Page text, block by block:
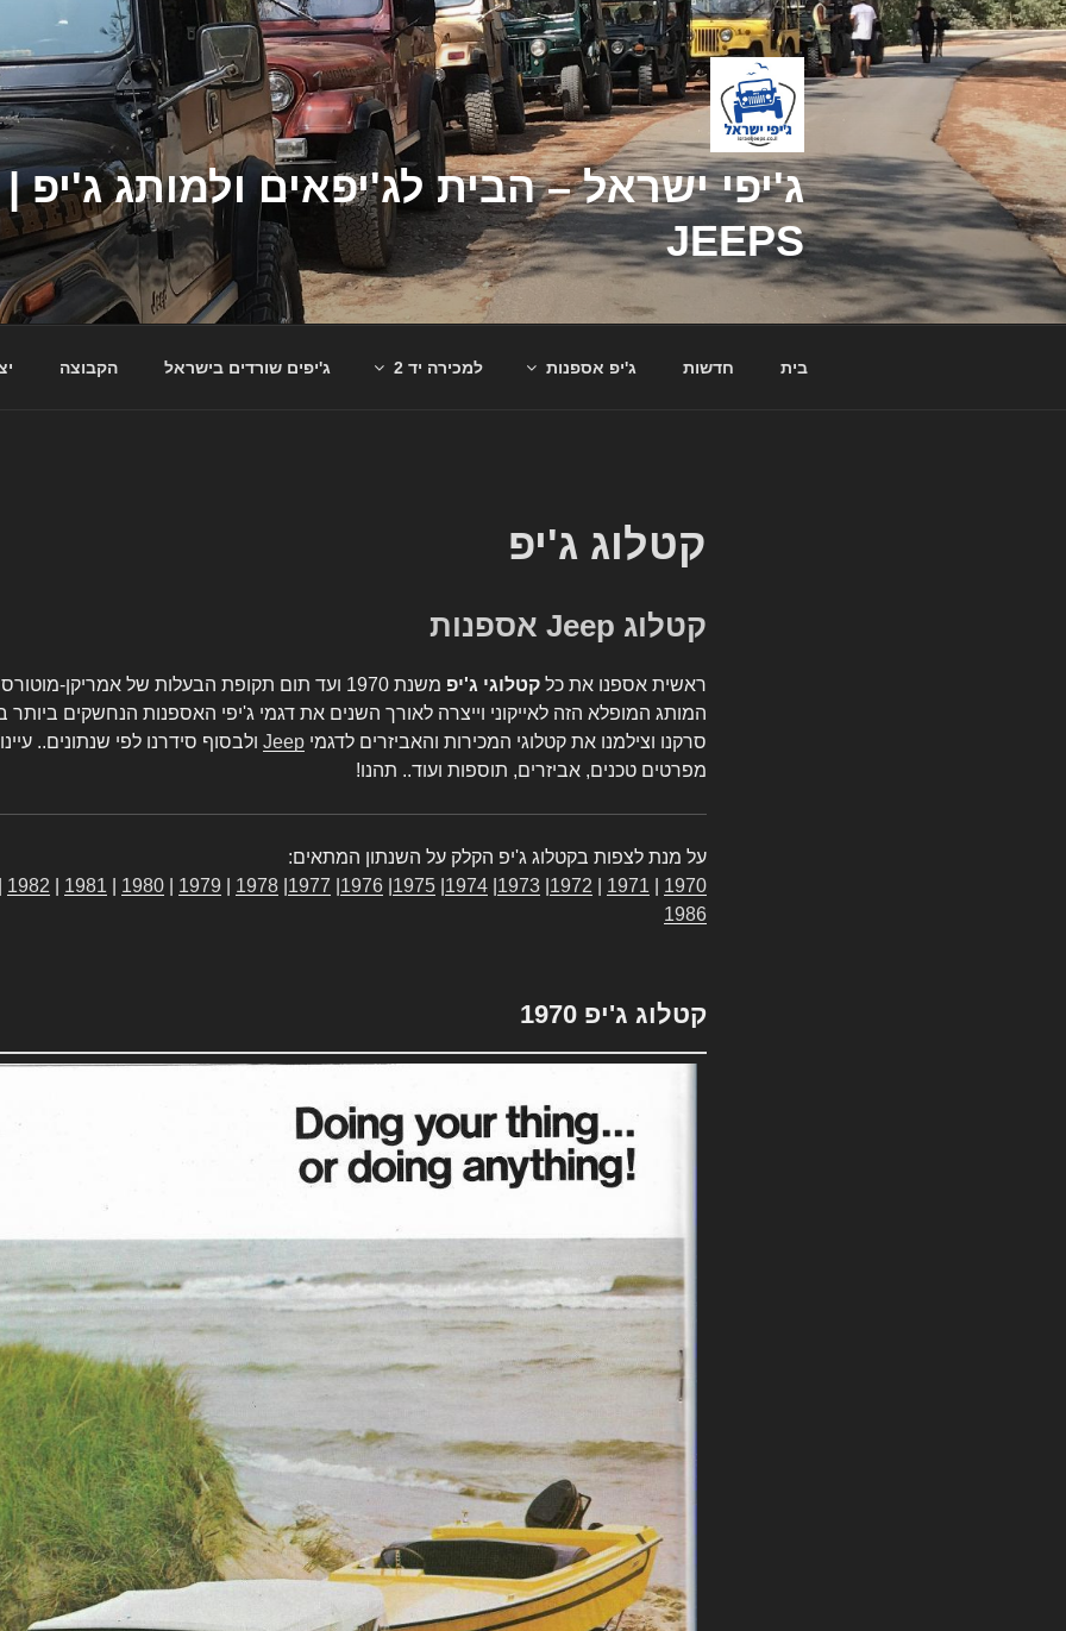
דילוג
לתוכן
JEEPS
בית חדשות ג'יפ אספנות למכירה יד 2 ג'יפים שורדים בישראל הקבוצה
קטלוג ג'יפ
קטלוג Jeep אספנות
ראשית אספנו את כל קטלוגי ג'יפ
משנת 1970 ועד תום תקופת הבעלות של אמריקן-
המותג המופלא הזה לאייקוני וייצרה לאורך השנים את דגמי ג'יפי האספנות הנחשקים
סרקנו וצילמנו את קטלוגי המכירות והאביזרים לדגמי Jeep ולבסוף סידרנו לפי שנתונים..
מפרטים טכנים, אביזרים, תוספות ועוד.. תהנו!
על מנת לצפות בקטלוג ג'יפ הקלק על השנתון המתאים:
1970
1971
1972
1973
1974
1975
1976
1977
1978
1979
1980
1981
1982
1986
קטלוג ג'יפ 1970